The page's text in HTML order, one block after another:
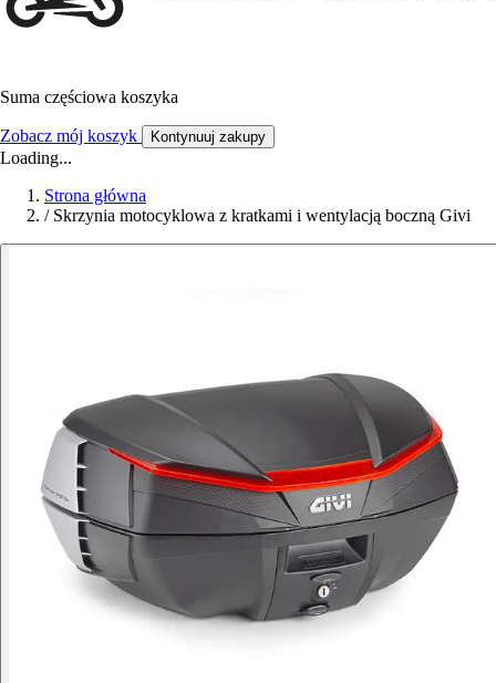
Suma częściowa koszyka
Zobacz mój koszyk Kontynuuj zakupy
Loading...
Strona główna
/ Skrzynia motocyklowa z kratkami i wentylacją boczną Givi